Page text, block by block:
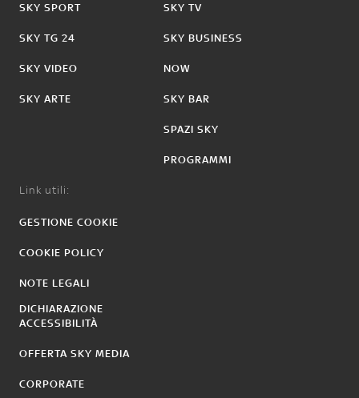
SKY SPORT
SKY TG 24
SKY VIDEO
SKY ARTE
SKY TV
SKY BUSINESS
NOW
SKY BAR
SPAZI SKY
PROGRAMMI
Link utili:
GESTIONE COOKIE
COOKIE POLICY
NOTE LEGALI
DICHIARAZIONE
ACCESSIBILITÀ
OFFERTA SKY MEDIA
CORPORATE